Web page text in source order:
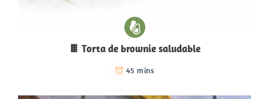
🍫 Torta de brownie saludable
45 mins